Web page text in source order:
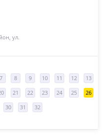
ул.
7 8 9 10 11 12 13
21 22 23 24 25 26
30 31 32